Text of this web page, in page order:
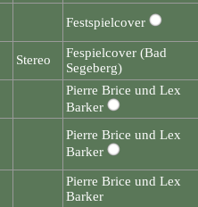
Festspielcover
Stereo
Fespielcover (Bad
Segeberg)
Pierre Brice und Lex
Barker
Pierre Brice und Lex
Barker
Pierre Brice und Lex
Barker